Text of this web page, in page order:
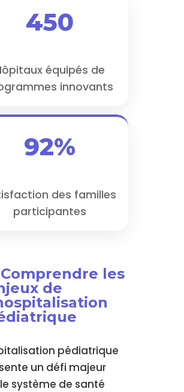
450
équipés de
innovants
92%
des familles
participantes
Comprendre les
de
pédiatrique
un défi majeur
système de santé